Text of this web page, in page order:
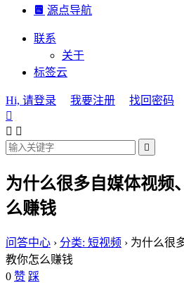
源点导航
联系
关于
标签云
Hi, 请登录 我要注册
找回密码

 

为什么很多自媒体视频
么赚钱
问答中心 › 分类: 短视频 › 为什么很
教你怎么赚钱
0 赞 踩